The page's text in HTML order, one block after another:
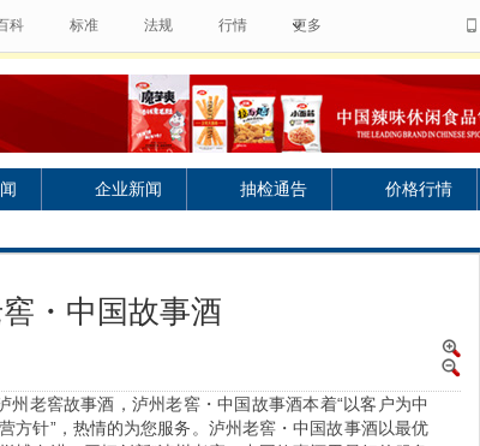
科 标准 法规 行情 更多
企业新闻 抽检通告 价格行情
・中国故事酒
老窖故事酒，泸州老窖・中国故事酒本着“以客户为中
方针”，热情的为您服务。泸州老窖・中国故事酒以最优